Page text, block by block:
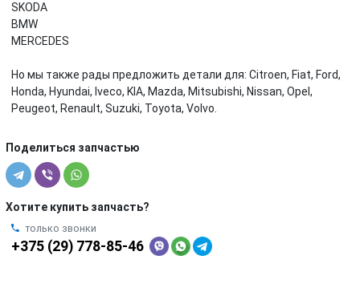
SKODA
BMW
MERCEDES
Но мы также рады предложить детали для: Citroen, Fiat, Ford,
Honda, Hyundai, Iveco, KIA, Mazda, Mitsubishi, Nissan, Opel,
Peugeot, Renault, Suzuki, Toyota, Volvo.
Поделиться запчастью
Хотите купить запчасть?
только звонки
+375 (29) 778-85-46